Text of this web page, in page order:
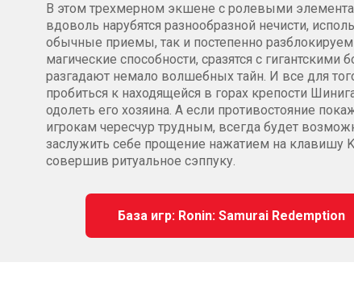
В этом трехмерном экшене с ролевыми
вдоволь нарубятся разнообразной нечисти,
обычные приемы, так и постепенно
магические способности, сразятся с гигантскими
разгадают немало волшебных тайн. И все для
пробиться к находящейся в горах крепости
одолеть его хозяина. А если противостояние
игрокам чересчур трудным, всегда будет
заслужить себе прощение нажатием на клавишу
совершив ритуальное сэппуку.
База игр: Ronin: Samurai Redemption